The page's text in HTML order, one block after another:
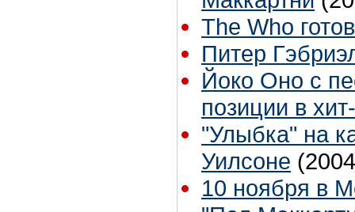
The Who
Питер
Йоко Оно с
позиции в
"Улыбка" на
Уилсоне
10 ноября в